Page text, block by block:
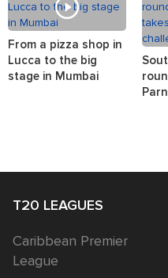
From a pizza shop in
Lucca to the big
stage in Mumbai
T20 LEAGUES
Caribbean Premier
League